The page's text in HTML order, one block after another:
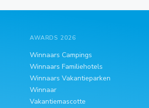
AWARDS 2026
Winnaars Campings
Winnaars Familiehotels
Winnaars Vakantieparken
Winnaar
Vakantiemascotte